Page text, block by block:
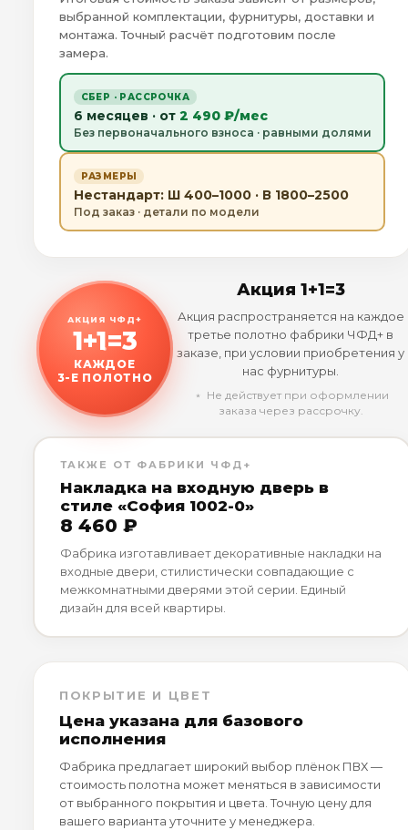
выбранной комплектации, фурнитуры, доставки и
монтажа. Точный расчёт подготовим после
замера.
СБЕР · РАССРОЧКА
6 месяцев · от 2 490 ₽/мес
Без первоначального взноса · равными долями
РАЗМЕРЫ
Нестандарт: Ш 400–1000 · В 1800–2500
Под заказ · детали по модели
АКЦИЯ ЧФД+
1+1=3
КАЖДОЕ
3-Е ПОЛОТНО
Акция 1+1=3
Акция распространяется на каждое
третье полотно фабрики ЧФД+ в
заказе, при условии приобретения у
нас фурнитуры.
﹡ Не действует при оформлении
заказа через рассрочку.
ТАКЖЕ ОТ ФАБРИКИ ЧФД+
Накладка на входную дверь в
стиле «София 1002-0»
8 460 ₽
Фабрика изготавливает декоративные накладки на
входные двери, стилистически совпадающие с
межкомнатными дверями этой серии. Единый
дизайн для всей квартиры.
ПОКРЫТИЕ И ЦВЕТ
Цена указана для базового
исполнения
Фабрика предлагает широкий выбор плёнок ПВХ —
стоимость полотна может меняться в зависимости
от выбранного покрытия и цвета. Точную цену для
вашего варианта уточните у менеджера.